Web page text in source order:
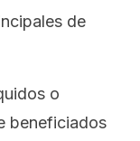
de
o
beneficiados